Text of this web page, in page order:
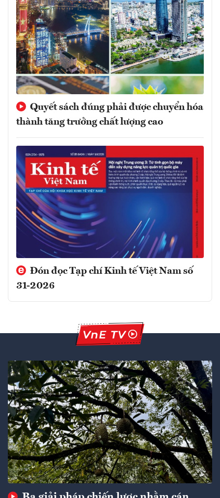
Quyết sách đúng phải được chuyển hóa
thành tăng trưởng chất lượng cao
Đón đọc Tạp chí Kinh tế Việt Nam số
31-2026